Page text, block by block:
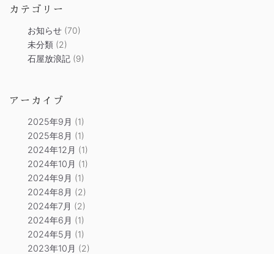
カテゴリー
お知らせ (70)
未分類 (2)
石屋放浪記 (9)
アーカイブ
2025年9月 (1)
2025年8月 (1)
2024年12月 (1)
2024年10月 (1)
2024年9月 (1)
2024年8月 (2)
2024年7月 (2)
2024年6月 (1)
2024年5月 (1)
2023年10月 (2)